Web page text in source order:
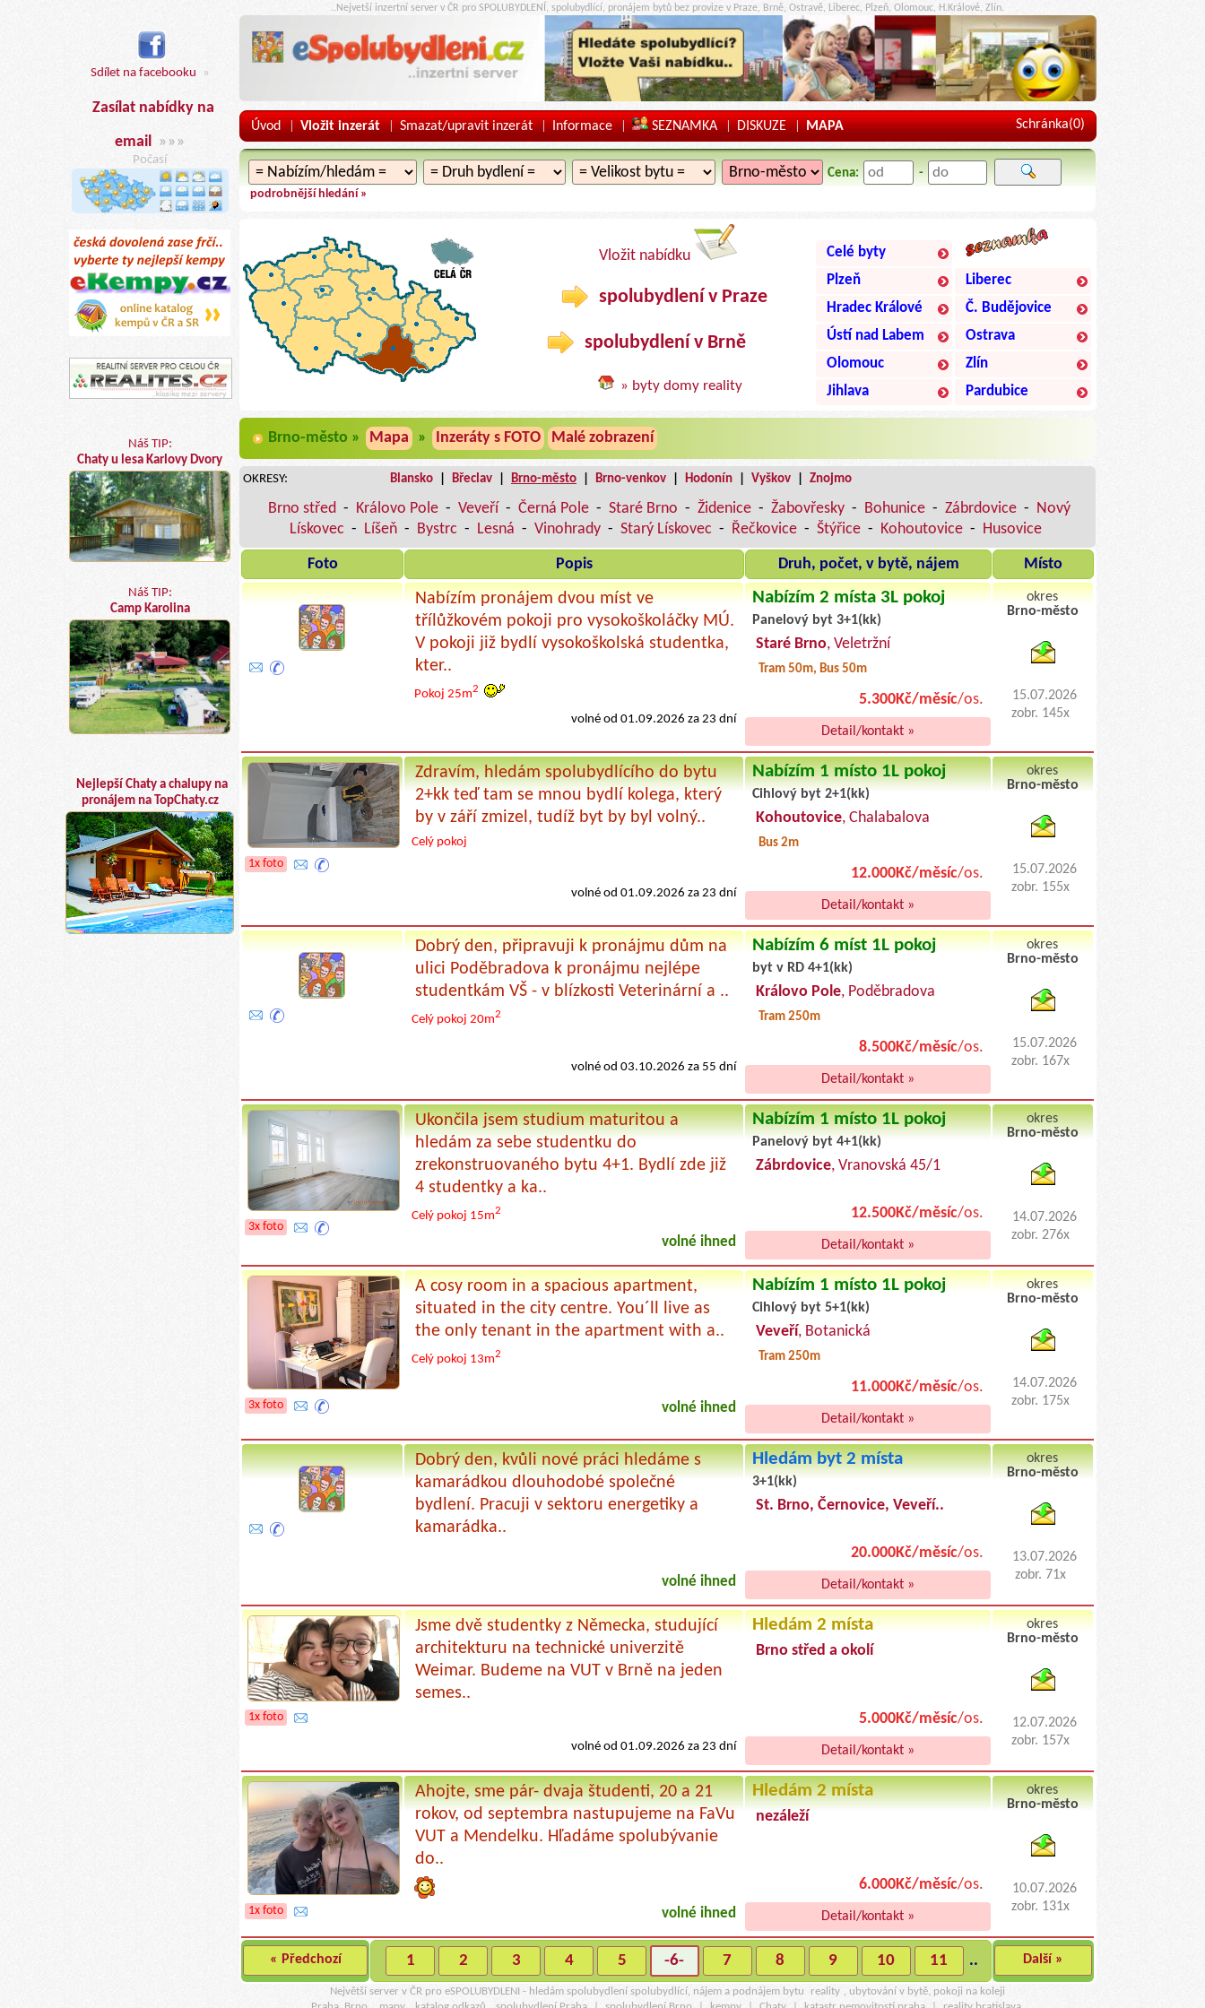
Sdílet na facebooku »
Zasílat nabídky na
email »»»
Počasí
Náš TIP:
Chaty u lesa Karlovy Dvory
Náš TIP:
Camp Karolina
Nejlepší Chaty a chalupy na
pronájem na TopChaty.cz
..Nejvetší inzertní server v ČR pro SPOLUBYDLENÍ, spolubydlící, pronájem bytů bez provize v Praze, Brně, Ostravě, Liberec, Plzeň, Olomouc, H.Králové, Zlín.
Úvod | Vložit inzerát | Smazat/upravit inzerát | Informace | SEZNAMKA | DISKUZE | MAPA Schránka(0)
Cena: -
podrobnější hledání »
Vložit nabídku
spolubydlení v Praze
spolubydlení v Brně
» byty domy reality
Celé byty
Plzeň
Liberec
Hradec Králové
Č. Budějovice
Ústí nad Labem
Ostrava
Olomouc
Zlín
Jihlava
Pardubice
Brno-město » Mapa » Inzeráty s FOTO Malé zobrazení
OKRESY: Blansko Břeclav Brno-město Brno-venkov Hodonín Vyškov Znojmo
Brno střed - Královo Pole - Veveří - Černá Pole - Staré Brno - Židenice - Žabovřesky - Bohunice - Zábrdovice - Nový
Lískovec - Líšeň - Bystrc - Lesná - Vinohrady - Starý Lískovec - Řečkovice - Štýřice - Kohoutovice - Husovice
Foto Popis Druh, počet, v bytě, nájem Místo
Nabízím pronájem dvou míst ve
třílůžkovém pokoji pro vysokoškoláčky MÚ.
V pokoji již bydlí vysokoškolská studentka,
kter..
Pokoj 25m2
volné od 01.09.2026 za 23 dní
Nabízím 2 místa 3L pokoj
Panelový byt 3+1(kk)
Staré Brno, Veletržní
Tram 50m, Bus 50m
5.300Kč/měsíc/os.
Detail/kontakt »
okres
Brno-město
15.07.2026
zobr. 145x
1x foto
Zdravím, hledám spolubydlícího do bytu
2+kk teď tam se mnou bydlí kolega, který
by v září zmizel, tudíž byt by byl volný..
Celý pokoj
volné od 01.09.2026 za 23 dní
Nabízím 1 místo 1L pokoj
Cihlový byt 2+1(kk)
Kohoutovice, Chalabalova
Bus 2m
12.000Kč/měsíc/os.
Detail/kontakt »
okres
Brno-město
15.07.2026
zobr. 155x
Dobrý den, připravuji k pronájmu dům na
ulici Poděbradova k pronájmu nejlépe
studentkám VŠ - v blízkosti Veterinární a ..
Celý pokoj 20m2
volné od 03.10.2026 za 55 dní
Nabízím 6 míst 1L pokoj
byt v RD 4+1(kk)
Královo Pole, Poděbradova
Tram 250m
8.500Kč/měsíc/os.
Detail/kontakt »
okres
Brno-město
15.07.2026
zobr. 167x
3x foto
Ukončila jsem studium maturitou a
hledám za sebe studentku do
zrekonstruovaného bytu 4+1. Bydlí zde již
4 studentky a ka..
Celý pokoj 15m2
volné ihned
Nabízím 1 místo 1L pokoj
Panelový byt 4+1(kk)
Zábrdovice, Vranovská 45/1
12.500Kč/měsíc/os.
Detail/kontakt »
okres
Brno-město
14.07.2026
zobr. 276x
3x foto
A cosy room in a spacious apartment,
situated in the city centre. You´ll live as
the only tenant in the apartment with a..
Celý pokoj 13m2
volné ihned
Nabízím 1 místo 1L pokoj
Cihlový byt 5+1(kk)
Veveří, Botanická
Tram 250m
11.000Kč/měsíc/os.
Detail/kontakt »
okres
Brno-město
14.07.2026
zobr. 175x
Dobrý den, kvůli nové práci hledáme s
kamarádkou dlouhodobé společné
bydlení. Pracuji v sektoru energetiky a
kamarádka..
volné ihned
Hledám byt 2 místa
3+1(kk)
St. Brno, Černovice, Veveří..
20.000Kč/měsíc/os.
Detail/kontakt »
okres
Brno-město
13.07.2026
zobr. 71x
1x foto
Jsme dvě studentky z Německa, studující
architekturu na technické univerzitě
Weimar. Budeme na VUT v Brně na jeden
semes..
volné od 01.09.2026 za 23 dní
Hledám 2 místa
Brno střed a okolí
5.000Kč/měsíc/os.
Detail/kontakt »
okres
Brno-město
12.07.2026
zobr. 157x
1x foto
Ahojte, sme pár- dvaja študenti, 20 a 21
rokov, od septembra nastupujeme na FaVu
VUT a Mendelku. Hľadáme spolubývanie
do..
volné ihned
Hledám 2 místa
nezáleží
6.000Kč/měsíc/os.
Detail/kontakt »
okres
Brno-město
10.07.2026
zobr. 131x
« Předchozí 1 2 3 4 5 -6- 7 8 9 10 11 .. Další »
Největší server v ČR pro eSPOLUBYDLENI - hledám spolubydlení spolubydlící, nájem a podnájem bytu reality
, ubytování v bytě, pokoji na koleji